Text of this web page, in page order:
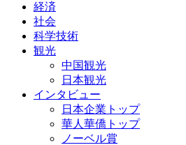
経済
社会
科学技術
観光
中国観光
日本観光
インタビュー
日本企業トップ
華人華僑トップ
ノーベル賞